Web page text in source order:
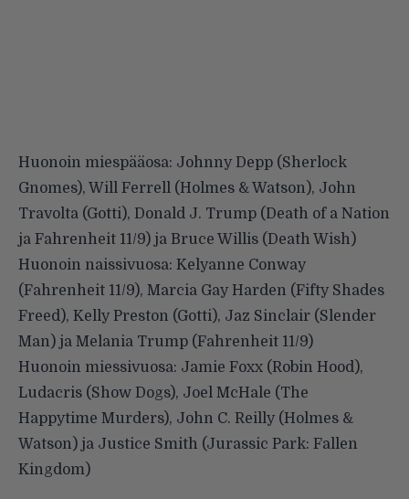
Huonoin miespääosa: Johnny Depp (Sherlock
Gnomes), Will Ferrell (Holmes & Watson), John
Travolta (Gotti), Donald J. Trump (Death of a Nation
ja Fahrenheit 11/9) ja Bruce Willis (Death Wish)
Huonoin naissivuosa: Kelyanne Conway
(Fahrenheit 11/9), Marcia Gay Harden (Fifty Shades
Freed), Kelly Preston (Gotti), Jaz Sinclair (Slender
Man) ja Melania Trump (Fahrenheit 11/9)
Huonoin miessivuosa: Jamie Foxx (Robin Hood),
Ludacris (Show Dogs), Joel McHale (The
Happytime Murders), John C. Reilly (Holmes &
Watson) ja Justice Smith (Jurassic Park: Fallen
Kingdom)